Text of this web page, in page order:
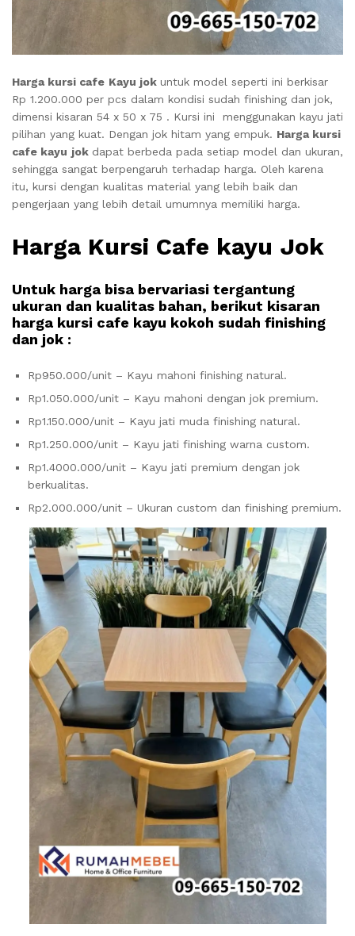
Harga kursi cafe Kayu jok untuk model seperti ini berkisar
Rp 1.200.000 per pcs dalam kondisi sudah finishing dan jok,
dimensi kisaran 54 x 50 x 75 . Kursi ini menggunakan kayu jati
pilihan yang kuat. Dengan jok hitam yang empuk. Harga kursi
cafe kayu jok dapat berbeda pada setiap model dan ukuran,
sehingga sangat berpengaruh terhadap harga. Oleh karena
itu, kursi dengan kualitas material yang lebih baik dan
pengerjaan yang lebih detail umumnya memiliki harga.
Harga Kursi Cafe kayu Jok
Untuk harga bisa bervariasi tergantung
ukuran dan kualitas bahan, berikut kisaran
harga kursi cafe kayu kokoh sudah finishing
dan jok :
Rp950.000/unit – Kayu mahoni finishing natural.
Rp1.050.000/unit – Kayu mahoni dengan jok premium.
Rp1.150.000/unit – Kayu jati muda finishing natural.
Rp1.250.000/unit – Kayu jati finishing warna custom.
Rp1.4000.000/unit – Kayu jati premium dengan jok
berkualitas.
Rp2.000.000/unit – Ukuran custom dan finishing premium.